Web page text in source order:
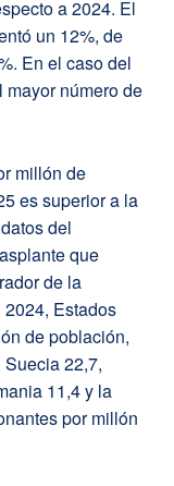
a 2024. El
un 12%, de
En el caso del
mayor número de
millón de
es superior a la
del
que
de la
Estados
de población,
22,7,
11,4 y la
por millón